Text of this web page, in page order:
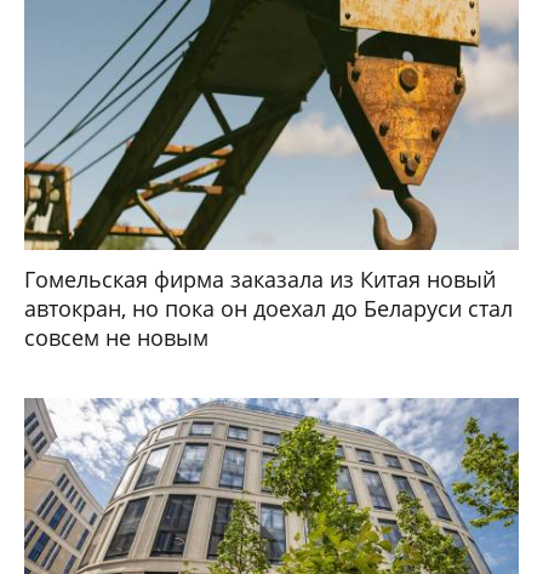
Гомельская фирма заказала из Китая новый
автокран, но пока он доехал до Беларуси стал
совсем не новым